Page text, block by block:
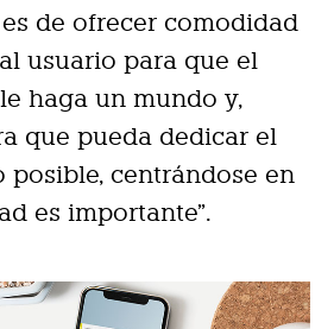
de ofrecer comodidad
usuario para que el
haga un mundo y,
que pueda dedicar el
centrándose en
es importante”.